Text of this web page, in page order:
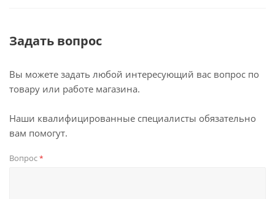
Задать вопрос
Вы можете задать любой интересующий вас вопрос по
товару или работе магазина.
Наши квалифицированные специалисты обязательно
вам помогут.
Вопрос*